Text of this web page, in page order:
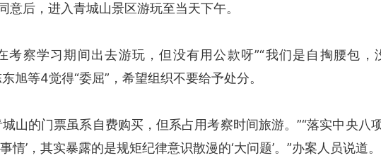
意后，进入青城山景区游玩至当天下午。
察学习期间出去游玩，但没有用公款呀”“我们是自掏腰包，
旭等4觉得“委屈”，希望组织不要给予处分。
的门票虽系自费购买，但系占用考察时间旅游。”“落实中央八
情’，其实暴露的是规矩纪律意识散漫的‘大问题’。”办案人员说道。